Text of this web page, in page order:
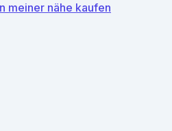
meiner nähe kaufen